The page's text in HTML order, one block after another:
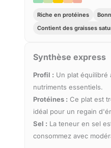
Riche en protéines
Contient des graisses
Synthèse express
Profil : Un plat équilibré
nutriments essentiels.
Protéines : Ce plat est
idéal pour un regain
Sel : La teneur en sel
consommez avec